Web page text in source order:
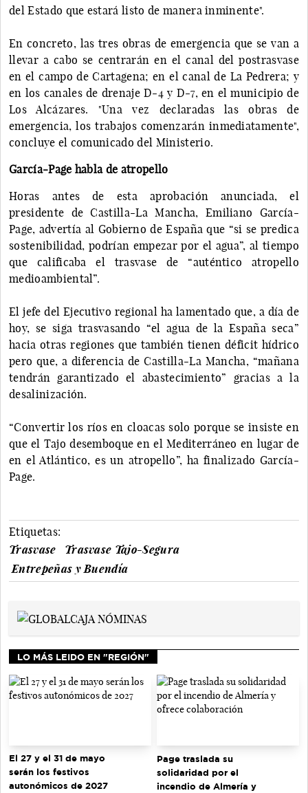
del Estado que estará listo de manera inminente".
En concreto, las tres obras de emergencia que se van a
llevar a cabo se centrarán en el canal del postrasvase
en el campo de Cartagena; en el canal de La Pedrera; y
en los canales de drenaje D-4 y D-7, en el municipio de
Los Alcázares. "Una vez declaradas las obras de
emergencia, los trabajos comenzarán inmediatamente",
concluye el comunicado del Ministerio.
García-Page habla de atropello
Horas antes de esta aprobación anunciada, el
presidente de Castilla-La Mancha, Emiliano García-
Page, advertía al Gobierno de España que “si se predica
sostenibilidad, podrían empezar por el agua”, al tiempo
que calificaba el trasvase de “auténtico atropello
medioambiental”.
El jefe del Ejecutivo regional ha lamentado que, a día de
hoy, se siga trasvasando “el agua de la España seca”
hacia otras regiones que también tienen déficit hídrico
pero que, a diferencia de Castilla-La Mancha, “mañana
tendrán garantizado el abastecimiento” gracias a la
desalinización.
“Convertir los ríos en cloacas solo porque se insiste en
que el Tajo desemboque en el Mediterráneo en lugar de
en el Atlántico, es un atropello”, ha finalizado García-
Page.
Etiquetas:
Trasvase
Trasvase Tajo-Segura
Entrepeñas y Buendía
LO MÁS LEIDO EN "REGIÓN"
El 27 y el 31 de mayo
serán los festivos
autonómicos de 2027
Page traslada su
solidaridad por el
incendio de Almería y